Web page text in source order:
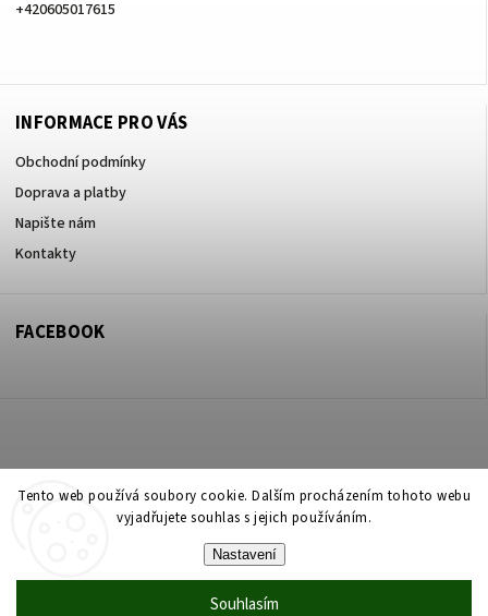
Tento web používá soubory cookie. Dalším procházením tohoto webu
vyjadřujete souhlas s jejich používáním.
Nastavení
Souhlasím
+420605017615
INFORMACE PRO VÁS
Obchodní podmínky
Doprava a platby
Napište nám
Kontakty
FACEBOOK
Vytvořil Shoptet
Copyright 2026 ZOO ve dvoře Praha 5. Všechna práva vyhrazena.
Upravit nastavení cookies
Shoptet| Design